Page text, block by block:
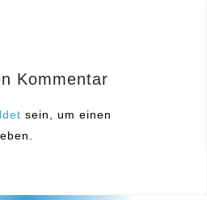
Kommentar
sein, um einen